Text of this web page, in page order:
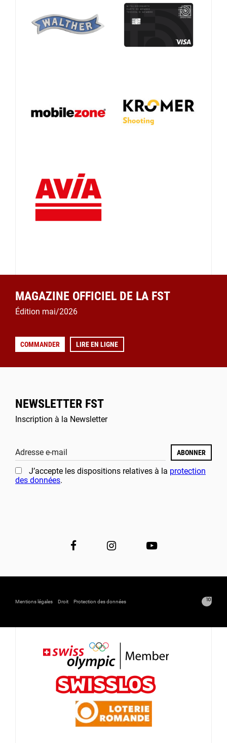
MAGAZINE OFFICIEL DE LA FST
Édition mai/2026
COMMANDER LIRE EN LIGNE
NEWSLETTER FST
Inscription à la Newsletter
Adresse e-mail ABONNER
J’accepte les dispositions relatives à la protection
des données.
Mentions légales Droit Protection des données